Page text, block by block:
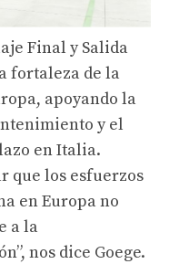
Final y Salida
fortaleza de la
apoyando la
y el
en Italia.
que los esfuerzos
en Europa no
a la
nos dice Goege.